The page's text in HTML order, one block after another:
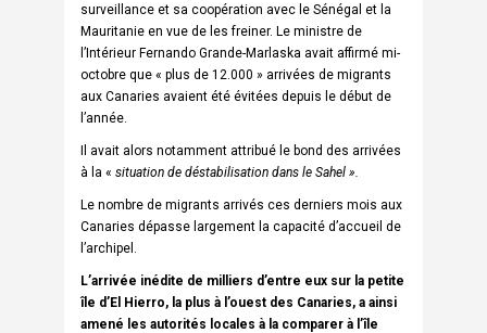
surveillance et sa coopération avec le Sénégal et la
Mauritanie en vue de les freiner. Le ministre de
l’Intérieur Fernando Grande-Marlaska avait affirmé mi-
octobre que « plus de 12.000 » arrivées de migrants
aux Canaries avaient été évitées depuis le début de
l’année.
Il avait alors notamment attribué le bond des arrivées
à la « situation de déstabilisation dans le Sahel ».
Le nombre de migrants arrivés ces derniers mois aux
Canaries dépasse largement la capacité d’accueil de
l’archipel.
L’arrivée inédite de milliers d’entre eux sur la petite
île d’El Hierro, la plus à l’ouest des Canaries, a ainsi
amené les autorités locales à la comparer à l’île